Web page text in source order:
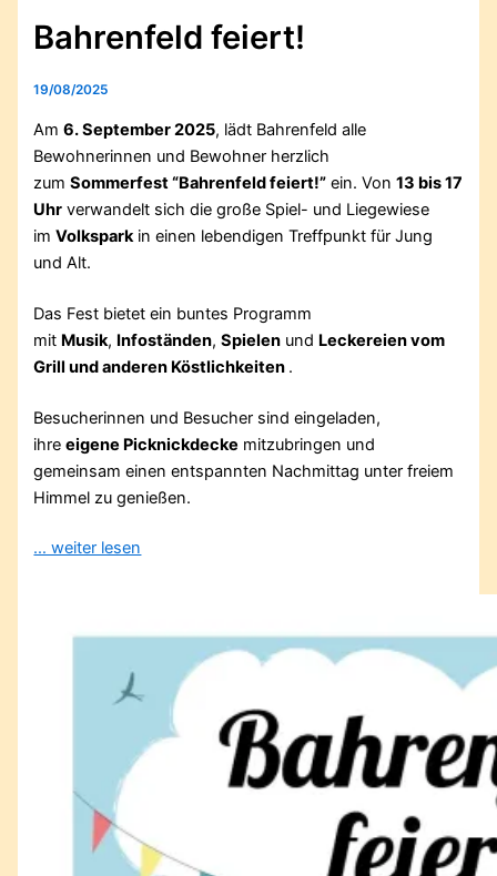
Bahrenfeld feiert!
19/08/2025
Am6. September 2025, lädt Bahrenfeld alle
Bewohnerinnen und Bewohner herzlich
zumSommerfest “Bahrenfeld feiert!” ein. Von13 bis 17
Uhr verwandelt sich die große Spiel- und Liegewiese
imVolksparkin einen lebendigen Treffpunkt für Jung
und Alt.
Das Fest bietet ein buntes Programm
mit Musik, Infoständen,Spielen und Leckereien vom
Grill und anderen Köstlichkeiten .
Besucherinnen und Besucher sind eingeladen,
ihreeigene Picknickdecke mitzubringen und
gemeinsam einen entspannten Nachmittag unter freiem
Himmel zu genießen.
… weiter lesen